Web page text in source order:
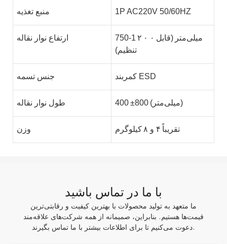
منبع تغذیه 1P AC220V 50/60HZ
ارتفاع نوار نقاله 750-1 ۲ ۰ ۰ میلی‌متر (قابل
تنظیم)
جنس تسمه کمربند ESD
طول نوار نقاله 400±800 (میلی‌متر)
وزن تقریباً ۴ و ۸ کیلوگرم
با ما در تماس باشید
ما متعهد به تولید محصولات با بهترین کیفیت و رقابتی‌ترین
قیمت‌ها هستیم. بنابراین، صمیمانه از همه شرکت‌های علاقه‌مند
دعوت می‌کنیم تا برای اطلاعات بیشتر با ما تماس بگیرند.